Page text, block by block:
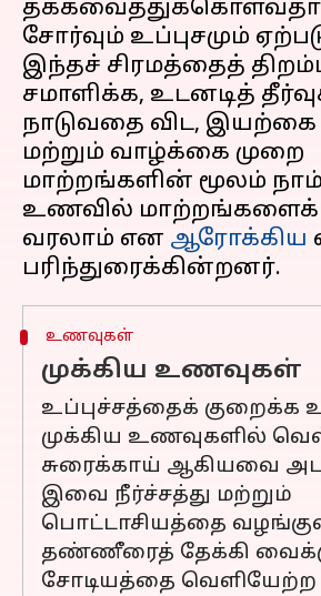
சோர்வும் உப்புசமும்
இந்தச் சிரமத்தைத்
சமாளிக்க, உடனடித்
நாடுவதை விட,
மற்றும் வாழ்க்கை முறை
மாற்றங்களின் மூலம்
உணவில்
வரலாம் என ஆரோக்கிய
உணவுகள்
முக்கிய உணவுகள்
உப்புச்சத்தைக் குறைக்க
முக்கிய உணவுகளில்
சுரைக்காய் ஆகியவை
இவை நீர்ச்சத்து மற்றும்
பொட்டாசியத்தை
தண்ணீரைத் தேக்கி
சோடியத்தை வெளியேற்ற